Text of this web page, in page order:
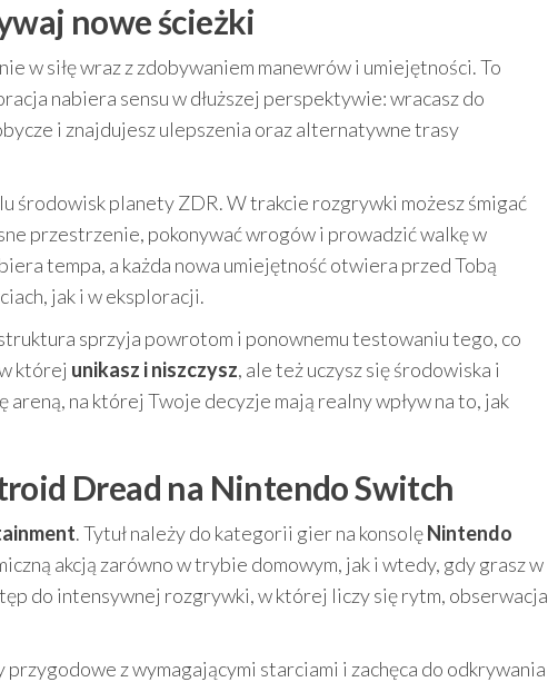
nowe ścieżki
w siłę wraz z zdobywaniem manewrów i umiejętności. To
nabiera sensu w dłuższej perspektywie: wracasz do
i znajdujesz ulepszenia oraz alternatywne trasy
środowisk planety ZDR. W trakcie rozgrywki możesz śmigać
przestrzenie, pokonywać wrogów i prowadzić walkę w
tempa, a każda nowa umiejętność otwiera przed Tobą
jak i w eksploracji.
sprzyja powrotom i ponownemu testowaniu tego, co
której unikasz i niszczysz, ale też uczysz się środowiska i
na której Twoje decyzje mają realny wpływ na to, jak
Dread na Nintendo Switch
. Tytuł należy do kategorii gier na konsolęNintendo
akcją zarówno w trybie domowym, jak i wtedy, gdy grasz w
do intensywnej rozgrywki, w której liczy się rytm, obserwacja
przygodowe z wymagającymi starciami i zachęca do odkrywania